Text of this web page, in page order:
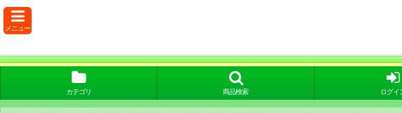
メニュー
カテゴリ 商品検索 ログイ